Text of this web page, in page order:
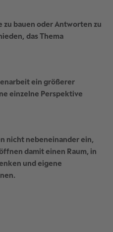
zu bauen oder Antworten zu
das Thema
ein größerer
einzelne Perspektive
nicht nebeneinander ein,
damit einen Raum, in
und eigene